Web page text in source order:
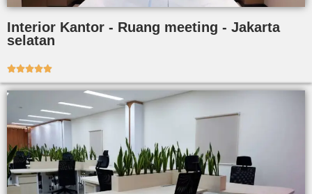
Interior Kantor - Ruang meeting - Jakarta
selatan
